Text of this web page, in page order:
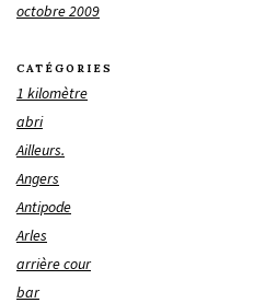
octobre 2009
CATÉGORIES
1 kilomètre
abri
Ailleurs.
Angers
Antipode
Arles
arrière cour
bar